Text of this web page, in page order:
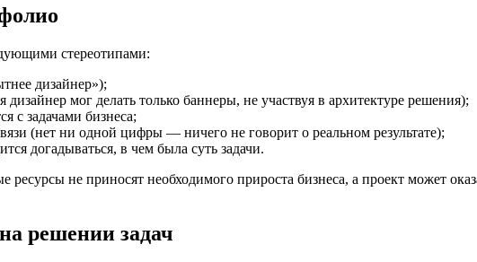
стереотипами:
дизайнер»);
мог делать только баннеры, не участвуя в архитектуре решения);
с задачами бизнеса;
(нет ни одной цифры — ничего не говорит о реальном результате);
догадываться, в чем была суть задачи.
ресурсы не приносят необходимого прироста бизнеса, а проект может
решении задач